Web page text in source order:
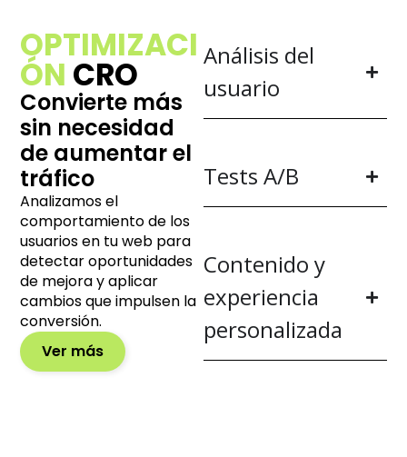
OPTIMIZACI
ÓN CRO
Convierte más
sin necesidad
de aumentar el
tráfico
Analizamos el
comportamiento de los
usuarios en tu web para
detectar oportunidades
de mejora y aplicar
cambios que impulsen la
conversión.
Ver más
Análisis del
usuario
Tests A/B
Contenido y
experiencia
personalizada